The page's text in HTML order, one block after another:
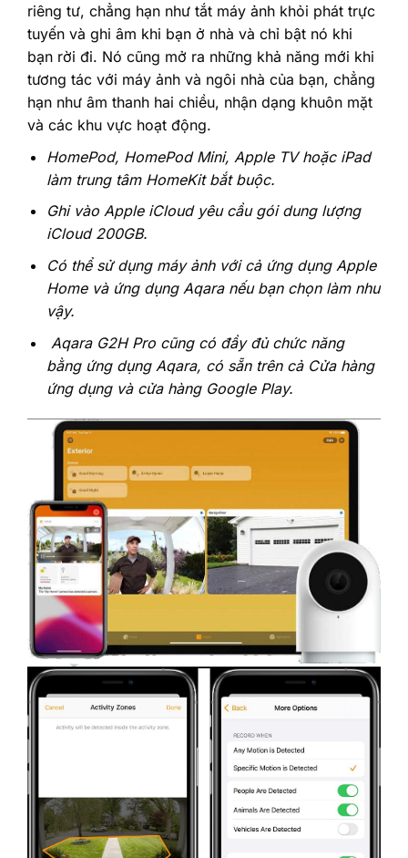
riêng tư, chẳng hạn như tắt máy ảnh khỏi phát trực
tuyến và ghi âm khi bạn ở nhà và chỉ bật nó khi
bạn rời đi. Nó cũng mở ra những khả năng mới khi
tương tác với máy ảnh và ngôi nhà của bạn, chẳng
hạn như âm thanh hai chiều, nhận dạng khuôn mặt
và các khu vực hoạt động. ‎
‎HomePod, HomePod Mini, Apple TV hoặc iPad
làm trung tâm HomeKit bắt buộc.‎
‎Ghi vào Apple iCloud yêu cầu gói dung lượng
iCloud 200GB.‎
‎Có thể sử dụng máy ảnh với cả ứng dụng Apple
Home và ứng dụng Aqara nếu bạn chọn làm như
vậy.‎
‎ Aqara G2H Pro cũng có đầy đủ chức năng
bằng ứng dụng Aqara, có sẵn trên cả Cửa hàng
ứng dụng và cửa hàng Google Play.‎